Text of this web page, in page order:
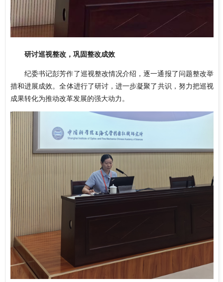
研讨巡视整改，巩固整改成效
纪委书记彭芳作了巡视整改情况介绍，逐一通报了问题整改举
措和进展成效。全体进行了研讨，进一步凝聚了共识，努力把巡视
成果转化为推动改革发展的强大动力。